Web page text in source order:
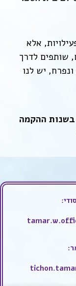
אלא
שותפים לדרך
יש לנו
ההקמה